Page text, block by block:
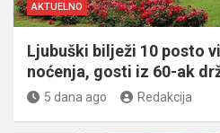
AKTUELNO
Ljubuški bilježi 10 posto
noćenja, gosti iz 60-ak
5 dana ago Redakcija